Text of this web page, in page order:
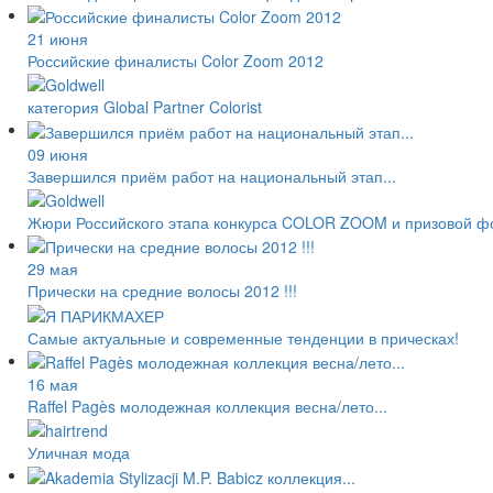
21 июня
Российские финалисты Color Zoom 2012
категория Global Partner Colorist
09 июня
Завершился приём работ на национальный этап...
Жюри Российского этапа конкурса COLOR ZOOM и призовой
29 мая
Прически на средние волосы 2012 !!!
Самые актуальные и современные тенденции в прическах!
16 мая
Raffel Pagès молодежная коллекция весна/лето...
Уличная мода